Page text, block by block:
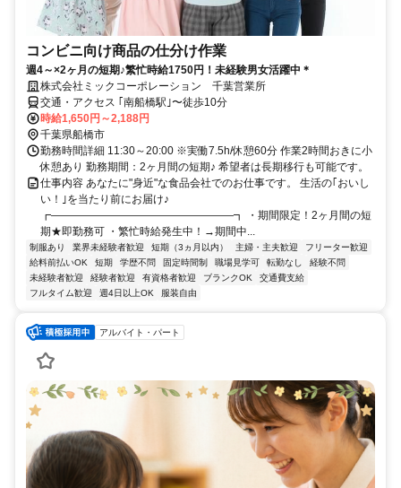
コンビニ向け商品の仕分け作業
週4～×2ヶ月の短期♪繁忙時給1750円！未経験男女活躍中＊
株式会社ミックコーポレーション 千葉営業所
交通・アクセス ｢南船橋駅｣〜徒歩10分
時給1,650円～2,188円
千葉県船橋市
勤務時間詳細 11:30～20:00 ※実働7.5h/休憩60分 作業2時間おきに小
休憩あり 勤務期間：2ヶ月間の短期♪ 希望者は長期移行も可能です。
仕事内容 あなたに"身近"な食品会社でのお仕事です。 生活の｢おいし
い！｣を当たり前にお届け♪
┏―――――――――――――――――┓ ・期間限定！2ヶ月間の短
期★即勤務可 ・繁忙時給発生中！→期間中...
制服あり 業界未経験者歓迎 短期（3ヵ月以内） 主婦・主夫歓迎
フリーター歓迎
給料前払いOK
短期 学歴不問 固定時間制 職場見学可 転勤なし
経験不問
未経験者歓迎
経験者歓迎 有資格者歓迎 ブランクOK
交通費支給
フルタイム歓迎
週4日以上OK 服装自由
アルバイト・パート